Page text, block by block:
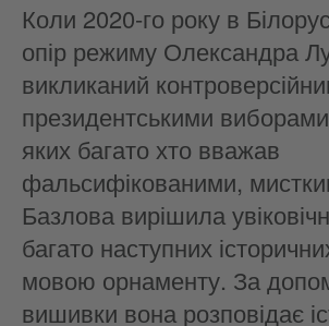
Коли 2020-го року в
опір режиму Олександра
викликаний
президентськими
яких багато хто вважав
фальсифікованими,
Базлова вирішила
багато наступних
мовою орнаменту. За
вишивки вона розповідає